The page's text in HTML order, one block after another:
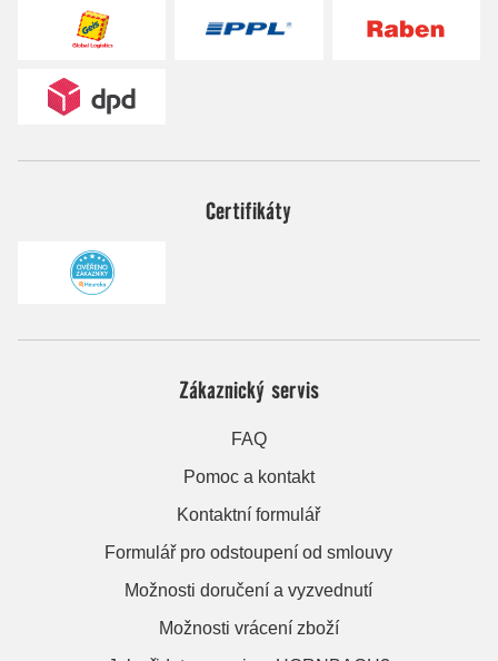
Certifikáty
Zákaznický servis
FAQ
Pomoc a kontakt
Kontaktní formulář
Formulář pro odstoupení od smlouvy
Možnosti doručení a vyzvednutí
Možnosti vrácení zboží